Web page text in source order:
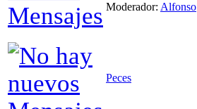
Moderador: Alfonso
Peces